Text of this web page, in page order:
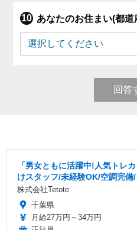
あなたのお住まい(都
回答
「男女ともに活躍中!人気トレ
けスタッフ/未経験OK/空調完備
株式会社Tetote
千葉県
月給27万円～34万円